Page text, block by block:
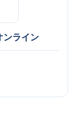
ンライン